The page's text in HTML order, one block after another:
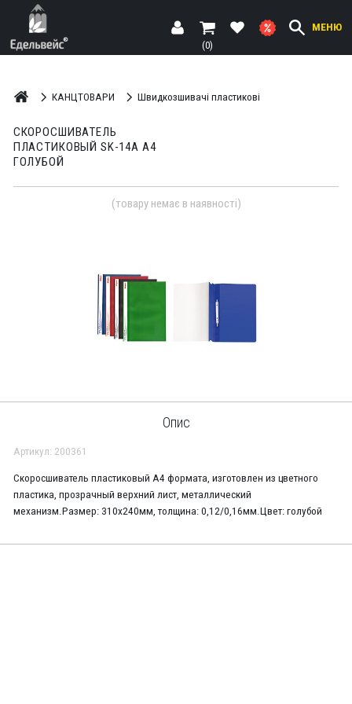
МЕНЮ
(0)
КАНЦТОВАРИ Швидкозшивачі пластикові
СКОРОСШИВАТЕЛЬ
ПЛАСТИКОВЫЙ SK-14A A4
ГОЛУБОЙ
(товару немає в наявності)
Опис
Артикул: 200361
Скоросшиватель пластиковый А4 формата, изготовлен из цветного
пластика, прозрачный верхний лист, металлический
механизм.Размер: 310х240мм, толщина: 0,12/0,16мм.Цвет: голубой